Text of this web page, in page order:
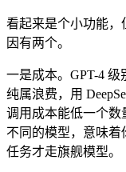
看起来是个小功能，
因有两个。
一是成本。GPT-4
纯属浪费，用
调用成本能低一个数
不同的模型，意味
任务才走旗舰模型。